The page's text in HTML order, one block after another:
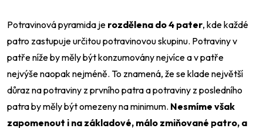
Potravinová pyramida je rozdělena do 4 pater, kde každé
patro zastupuje určitou potravinovou skupinu. Potraviny v
patře níže by měly být konzumovány nejvíce a v patře
nejvýše naopak nejméně. To znamená, že se klade největší
důraz na potraviny z prvního patra a potraviny z posledního
patra by měly být omezeny na minimum. Nesmíme však
zapomenout i na základové, málo zmiňované patro, a